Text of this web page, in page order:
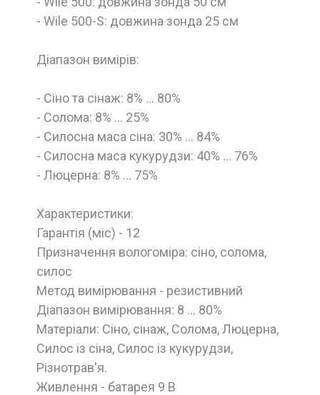
- Wile 500-S: довжина зонда 25 см
Діапазон вимірів:
- Сіно та сінаж: 8% … 80%
- Солома: 8% … 25%
- Силосна маса сіна: 30% … 84%
- Силосна маса кукурудзи: 40% … 76%
- Люцерна: 8% … 75%
Характеристики:
Гарантія (міс) - 12
Призначення вологоміра: сіно, солома,
силос
Метод вимірювання - резистивний
Діапазон вимірювання: 8 ... 80%
Матеріали: Сіно, сінаж, Солома, Люцерна,
Силос із сіна, Силос із кукурудзи,
Різнотрав'я.
Живлення - батарея 9 В